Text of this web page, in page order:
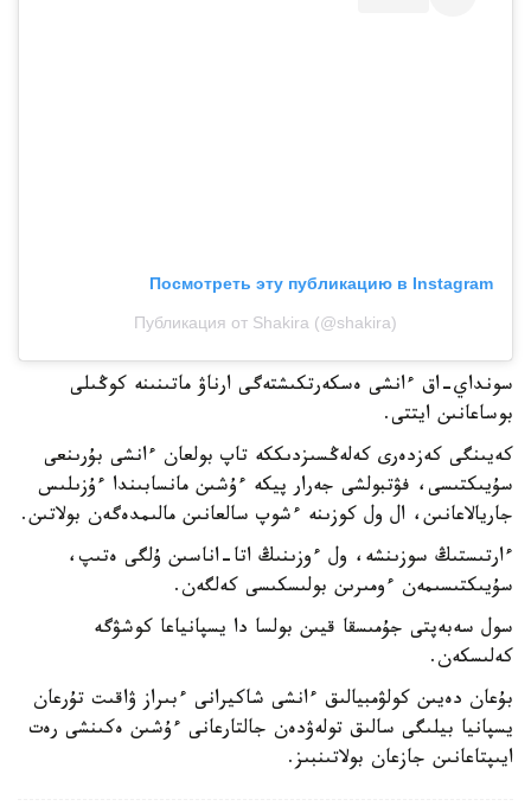
Посмотреть эту публикацию в Instagram
Публикация от Shakira (@shakira)
سونداي-اق ءانشى ەسكەرتكىشتەگى ارناۋ ماتىنىنە كوڭىلى
بوساعانىن ايتتى.
كەيىنگى كەزدەرى كەلەڭسىزدىككە تاپ بولعان ءانشى بۇرىنعى
سۇيىكتىسى، فۋتبولشى جەرار پيكە ءۇشىن مانسابىندا ءۇزىلىس
جاريالاعانىن، ال ول كوزىنە ءشوپ سالعانىن مالىمدەگەن بولاتىن.
ءارتىستىڭ سوزىنشە، ول ءوزىنىڭ اتا-اناسىن ۇلگى ەتىپ،
سۇيىكتىسىمەن ءومىرىن بولىسكىسى كەلگەن.
سول سەبەپتى جۇمىسقا قيىن بولسا دا يسپانياعا كوشۋگە
كەلىسكەن.
بۇعان دەيىن كولۋمبيالىق ءانشى شاكيرانى ءبىراز ۋاقىت تۇرعان
يسپانيا بيلىگى سالىق تولەۋدەن جالتارعانى ءۇشىن ەكىنشى رەت
ايىپتاعانىن جازعان بولاتىنبىز.